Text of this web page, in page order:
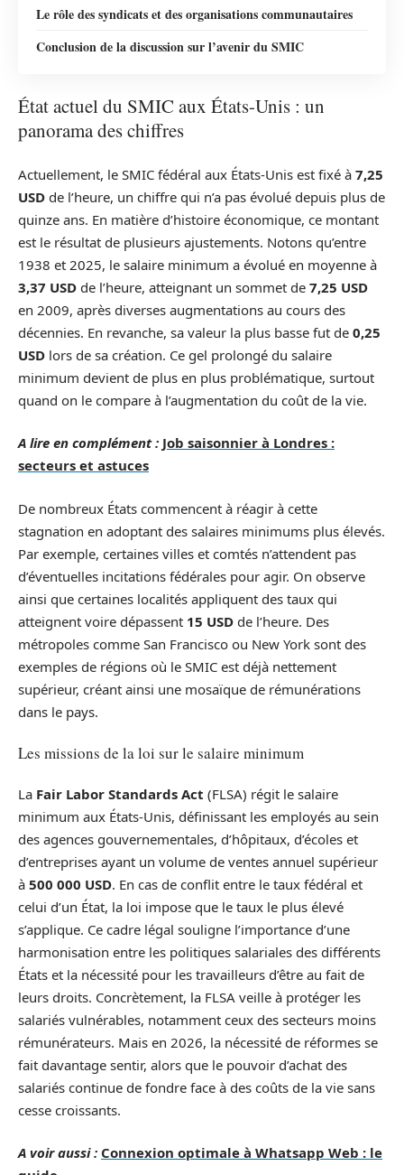
Le rôle des syndicats et des organisations communautaires
Conclusion de la discussion sur l’avenir du SMIC
État actuel du SMIC aux États-Unis : un
panorama des chiffres
Actuellement, le SMIC fédéral aux États-Unis est fixé à 7,25
USD de l’heure, un chiffre qui n’a pas évolué depuis plus de
quinze ans. En matière d’histoire économique, ce montant
est le résultat de plusieurs ajustements. Notons qu’entre
1938 et 2025, le salaire minimum a évolué en moyenne à
3,37 USD de l’heure, atteignant un sommet de 7,25 USD
en 2009, après diverses augmentations au cours des
décennies. En revanche, sa valeur la plus basse fut de 0,25
USD lors de sa création. Ce gel prolongé du salaire
minimum devient de plus en plus problématique, surtout
quand on le compare à l’augmentation du coût de la vie.
A lire en complément : Job saisonnier à Londres :
secteurs et astuces
De nombreux États commencent à réagir à cette
stagnation en adoptant des salaires minimums plus élevés.
Par exemple, certaines villes et comtés n’attendent pas
d’éventuelles incitations fédérales pour agir. On observe
ainsi que certaines localités appliquent des taux qui
atteignent voire dépassent 15 USD de l’heure. Des
métropoles comme San Francisco ou New York sont des
exemples de régions où le SMIC est déjà nettement
supérieur, créant ainsi une mosaïque de rémunérations
dans le pays.
Les missions de la loi sur le salaire minimum
La Fair Labor Standards Act (FLSA) régit le salaire
minimum aux États-Unis, définissant les employés au sein
des agences gouvernementales, d’hôpitaux, d’écoles et
d’entreprises ayant un volume de ventes annuel supérieur
à 500 000 USD. En cas de conflit entre le taux fédéral et
celui d’un État, la loi impose que le taux le plus élevé
s’applique. Ce cadre légal souligne l’importance d’une
harmonisation entre les politiques salariales des différents
États et la nécessité pour les travailleurs d’être au fait de
leurs droits. Concrètement, la FLSA veille à protéger les
salariés vulnérables, notamment ceux des secteurs moins
rémunérateurs. Mais en 2026, la nécessité de réformes se
fait davantage sentir, alors que le pouvoir d’achat des
salariés continue de fondre face à des coûts de la vie sans
cesse croissants.
A voir aussi : Connexion optimale à Whatsapp Web : le